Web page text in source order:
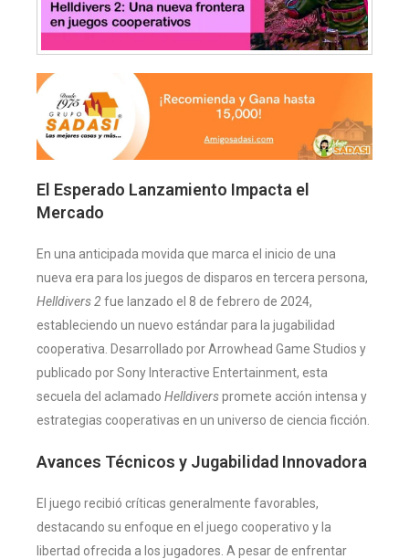
El Esperado Lanzamiento Impacta el
Mercado
En una anticipada movida que marca el inicio de una
nueva era para los juegos de disparos en tercera persona,
Helldivers 2 fue lanzado el 8 de febrero de 2024,
estableciendo un nuevo estándar para la jugabilidad
cooperativa. Desarrollado por Arrowhead Game Studios y
publicado por Sony Interactive Entertainment, esta
secuela del aclamado Helldiverspromete acción intensa y
estrategias cooperativas en un universo de ciencia ficción​
Avances Técnicos y Jugabilidad Innovadora
El juego recibió críticas generalmente favorables,
destacando su enfoque en el juego cooperativo y la
libertad ofrecida a los jugadores. A pesar de enfrentar